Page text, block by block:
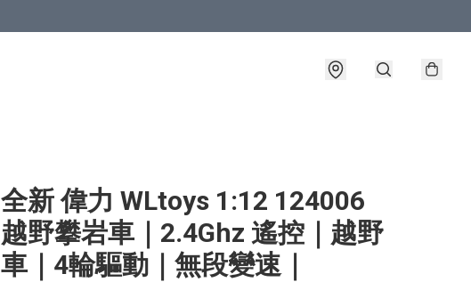
全新 偉力 WLtoys 1:12 124006
越野攀岩車｜2.4Ghz 遙控｜越野
車｜4輪驅動｜無段變速｜